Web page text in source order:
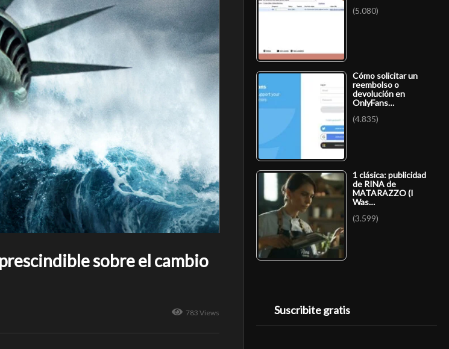
sobre el cambio
783 Views
(5.080)
Cómo solicitar un
reembolso o
devolución en
OnlyFans…
(4.835)
1 clásica: publicidad
de RINA de
MATARAZZO (I
Was…
(3.599)
Suscribite gratis